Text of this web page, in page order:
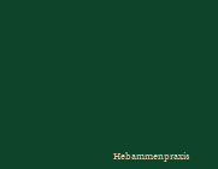
Hebammenpraxis